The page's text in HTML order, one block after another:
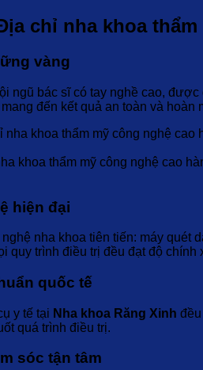
chỉ nha khoa
vàng
ngũ bác sĩ có tay nghề cao,
đến kết quả an toàn và hoàn
khoa thẩm mỹ công nghệ cao
hiện đại
nha khoa tiên tiến: máy
quy trình điều trị đều đạt độ
quốc tế
y tế tại Nha khoa Răng Xinh
quá trình điều trị.
sóc tận tâm